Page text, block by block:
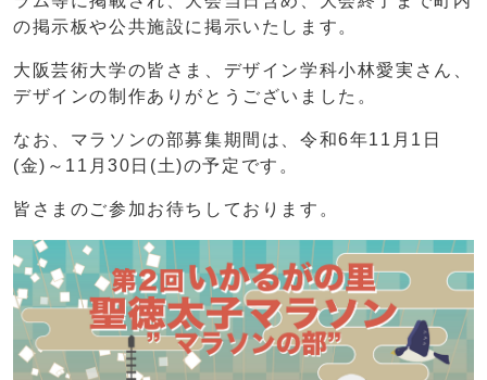
の掲示板や公共施設に掲示いたします。
大阪芸術大学の皆さま、デザイン学科小林愛実さん、
デザインの制作ありがとうございました。
なお、マラソンの部募集期間は、令和6年11月1日
(金)～11月30日(土)の予定です。
皆さまのご参加お待ちしております。